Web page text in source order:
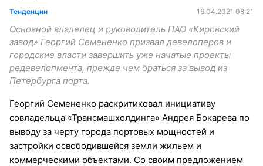
Тенденции 16.04.2021 08:21
Основной владелец и руководитель ПАО «Кировский
завод» Георгий Семененко призвал девелоперов и
городские власти завершить уже начатые проекты
редевелопмента, прежде чем браться за вывод из
Петербурга порта.
Георгий Семененко раскритиковал инициативу
совладельца «Трансмашхолдинга» Андрея Бокарева по
выводу за черту города портовых мощностей и
застройки освободившейся земли жильем и
коммерческими объектами. Со своим предложением